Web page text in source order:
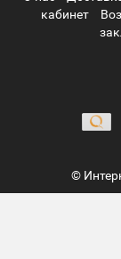
кабинет
©